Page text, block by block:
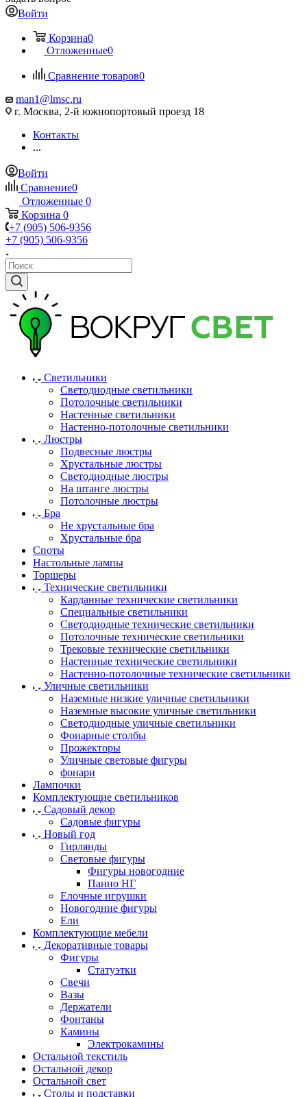
Войти
Корзина0
Отложенные0
Сравнение товаров0
man1@lmsc.ru
г. Москва, 2-й южнопортовый проезд 18
Контакты
...
Войти
Сравнение0
Отложенные 0
Корзина 0
+7 (905) 506-9356
+7 (905) 506-9356
Светильники
Светодиодные светильники
Потолочные светильники
Настенные светильники
Настенно-потолочные светильники
Люстры
Подвесные люстры
Хрустальные люстры
Светодиодные люстры
На штанге люстры
Потолочные люстры
Бра
Не хрустальные бра
Хрустальные бра
Споты
Настольные лампы
Торшеры
Технические светильники
Карданные технические светильники
Специальные светильники
Светодиодные технические светильники
Потолочные технические светильники
Трековые технические светильники
Настенные технические светильники
Настенно-потолочные технические светильники
Уличные светильники
Наземные низкие уличные светильники
Наземные высокие уличные светильники
Светодиодные уличные светильники
Фонарные столбы
Прожекторы
Уличные световые фигуры
фонари
Лампочки
Комплектующие светильников
Садовый декор
Садовые фигуры
Новый год
Гирлянды
Световые фигуры
Фигуры новогодние
Панно НГ
Елочные игрушки
Новогодние фигуры
Ели
Комплектующие мебели
Декоративные товары
Фигуры
Статуэтки
Свечи
Вазы
Держатели
Фонтаны
Камины
Электрокамины
Остальной текстиль
Остальной декор
Остальной свет
Столы и подставки